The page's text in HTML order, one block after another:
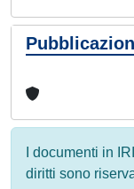
I documenti in
diritti sono